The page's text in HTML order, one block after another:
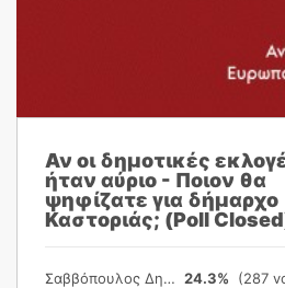
Αν οι δημοτικές
ήταν αύριο - Ποιον θα
ψηφίζατε για δήμαρχο
Καστοριάς; (Poll
Σαββόπουλος Δημήτρης 24.3% (287